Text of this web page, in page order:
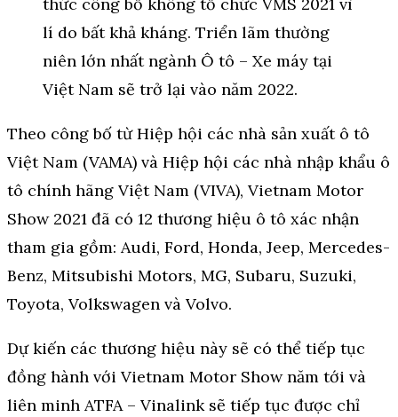
Theo công bố từ Hiệp hội các nhà sản xuất ô tô
Việt Nam (VAMA) và Hiệp hội các nhà nhập khẩu ô
tô chính hãng Việt Nam (VIVA), Vietnam Motor
Show 2021 đã có 12 thương hiệu ô tô xác nhận
tham gia gồm: Audi, Ford, Honda, Jeep, Mercedes-
Benz, Mitsubishi Motors, MG, Subaru, Suzuki,
Toyota, Volkswagen và Volvo.
Dự kiến các thương hiệu này sẽ có thể tiếp tục
đồng hành với Vietnam Motor Show năm tới và
liên minh ATFA – Vinalink sẽ tiếp tục được chỉ